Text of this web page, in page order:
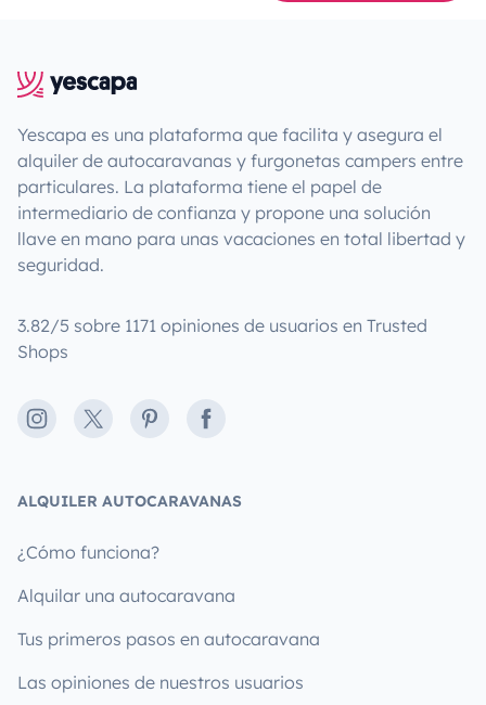
Yescapa es una plataforma que facilita y asegura el
alquiler de autocaravanas y furgonetas campers entre
particulares. La plataforma tiene el papel de
intermediario de confianza y propone una solución
llave en mano para unas vacaciones en total libertad y
seguridad.
3.82/5 sobre 1171 opiniones de usuarios en Trusted
Shops
Instagram
X PinterestFacebook
ALQUILER AUTOCARAVANAS
¿Cómo funciona?
Alquilar una autocaravana
Tus primeros pasos en autocaravana
Las opiniones de nuestros usuarios